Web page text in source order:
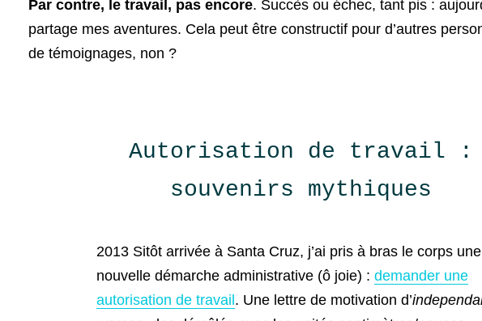
Par contre, le travail, pas encore. Succès ou échec, tant pis :
partage mes aventures. Cela peut être constructif pour d’autres
de témoignages, non ?
Autorisation de travail :
souvenirs mythiques
2013 Sitôt arrivée à Santa Cruz, j’ai pris à bras le corps une
nouvelle démarche administrative (ô joie) : demander une
autorisation de travail . Une lettre de motivation d’